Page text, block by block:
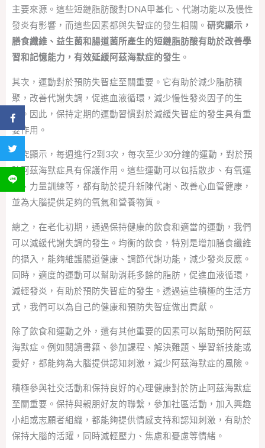
主要來源。這些短鏈脂肪酸對DNA甲基化、代謝功能以及慢性
發炎有影響，而這些因素都與失智症的發生相關。 研究顯示，
膳食纖維、益生菌和腸道菌所產生的短鏈脂肪酸有助於改善學
習和記憶能力，有效延緩阿茲海默症的發生 。
其次，運動對於預防失智症至關重要。它有助於減少脂肪積
聚，改善代謝失調，促進血液循環，減少慢性發炎因子的生
成。因此，保持定期的運動習慣對於減緩失智症的發生具有重
要作用。
研究顯示，每週進行2到3次，每次至少30分鐘的運動，對於預
防阿茲海默症具有保護作用。這些運動可以包括散步、有氧運
動、力量訓練等，都有助於提升新陳代謝、改善心血管健康，
並為大腦提供足夠的氧氣和營養物質。
總之，在老化初期，通過保持健康的飲食和適當的運動，我們
可以減緩代謝失調的發生。均衡的飲食，特別是增加膳食纖維
的攝入，能夠維護腸道健康、調節代謝功能，減少發炎反應。
同時，適度的運動可以幫助消耗多餘的脂肪，促進血液循環，
減輕發炎，有助於預防失智症的發生。透過這些積極的生活方
式，我們可以為自己的健康和預防失智症做出貢獻。
除了飲食和運動之外，還有其他重要的因素可以幫助預防阿茲
海默症。例如閱讀書籍、參加課程、解決難題、學習新技能或
愛好，都能夠為大腦提供認知刺激，減少阿茲海默症的風險。
積極參與社交活動和保持良好的心理健康對於防止阿茲海默症
至關重要。保持與親朋好友的聯繫，參加社區活動，加入興趣
小組或志願者組織，都能夠提供情感支持和認知刺激，有助於
保持大腦的活躍，同時減輕壓力、焦慮和憂慮等情緒。
分享到 Facebook
分享到 Twitter